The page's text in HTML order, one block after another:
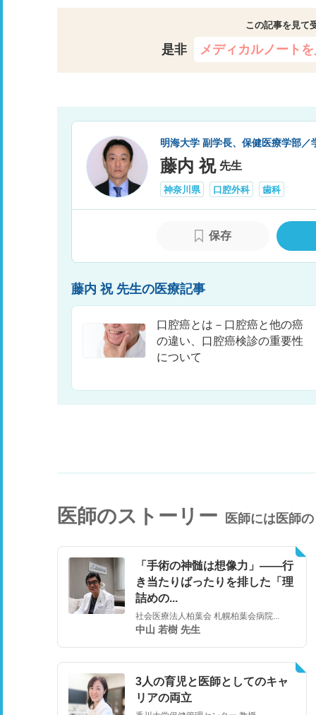
この記事を見て
是非 メディカルノート
明海大学 副学長、保健医療学部／
藤内 祝 先生
神奈川県 口腔外科 歯科
保存
藤内 祝 先生の医療記事
口腔癌とは－口腔癌と他の癌
の違い、口腔癌検診の重要性
について
医師のストーリー 医師には医師
「手術の神髄は想像力」――行
き当たりばったりを排した「理
詰めの...
社会医療法人柏葉会 札幌柏葉会病院...
中山 若樹 先生
3人の育児と医師としてのキャ
リアの両立